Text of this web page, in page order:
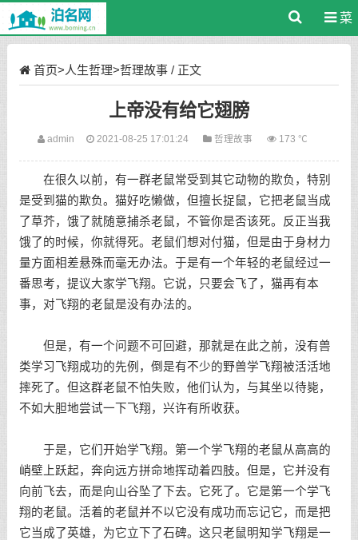
菜
首页>人生哲理>哲理故事/ 正文
上帝没有给它翅膀
admin 2021-08-25 17:01:24 哲理故事 173 ℃
在很久以前，有一群老鼠常受到其它动物的欺负，特别
是受到猫的欺负。猫好吃懒做，但擅长捉鼠，它把老鼠当成
了草芥，饿了就随意捕杀老鼠，不管你是否该死。反正当我
饿了的时候，你就得死。老鼠们想对付猫，但是由于身材力
量方面相差悬殊而毫无办法。于是有一个年轻的老鼠经过一
番思考，提议大家学飞翔。它说，只要会飞了，猫再有本
事，对飞翔的老鼠是没有办法的。
但是，有一个问题不可回避，那就是在此之前，没有兽
类学习飞翔成功的先例，倒是有不少的野兽学飞翔被活活地
摔死了。但这群老鼠不怕失败，他们认为，与其坐以待毙，
不如大胆地尝试一下飞翔，兴许有所收获。
于是，它们开始学飞翔。第一个学飞翔的老鼠从高高的
峭壁上跃起，奔向远方拼命地挥动着四肢。但是，它并没有
向前飞去，而是向山谷坠了下去。它死了。它是第一个学飞
翔的老鼠。活着的老鼠并不以它没有成功而忘记它，而是把
它当成了英雄，为它立下了石碑。这只老鼠明知学飞翔是一